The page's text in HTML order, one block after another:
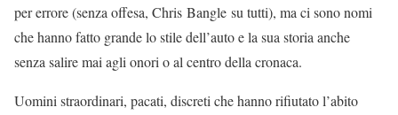
per errore (senza offesa, Chris Bangle su tutti), ma ci sono nomi
che hanno fatto grande lo stile dell’auto e la sua storia anche
senza salire mai agli onori o al centro della cronaca.
Uomini straordinari, pacati, discreti che hanno rifiutato l’abito